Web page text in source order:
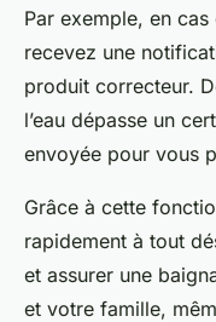
Par exemple, en
recevez une
produit correcteur.
l’eau dépasse un
envoyée pour vous
Grâce à cette
rapidement à tout
et assurer une
et votre famille,